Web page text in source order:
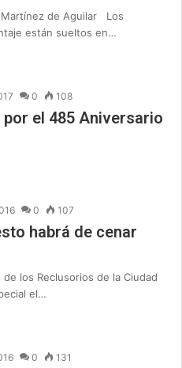
Martínez de Aguilar Los
están sueltos en…
0 108
el 485 Aniversario
0 107
habrá de cenar
los Reclusorios de la Ciudad
el…
0 131